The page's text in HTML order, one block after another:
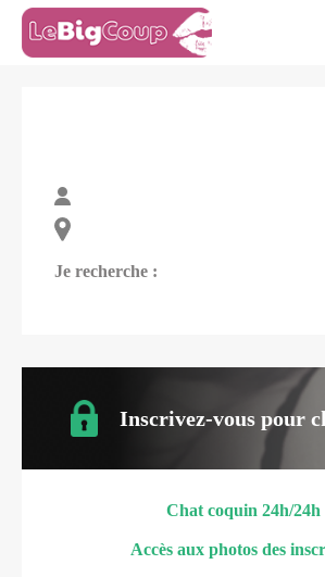
Je recherche :
Inscrivez-vous pour
Chat coquin 24h/24h
Accès aux photos des